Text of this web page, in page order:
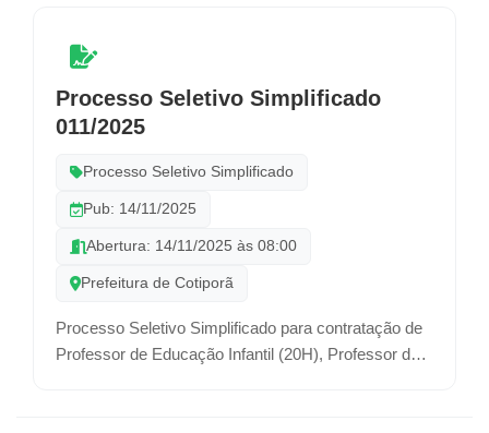
Processo Seletivo Simplificado
011/2025
Processo Seletivo Simplificado
Pub: 14/11/2025
Abertura: 14/11/2025 às 08:00
Prefeitura de Cotiporã
Processo Seletivo Simplificado para contratação de
Professor de Educação Infantil (20H), Professor de